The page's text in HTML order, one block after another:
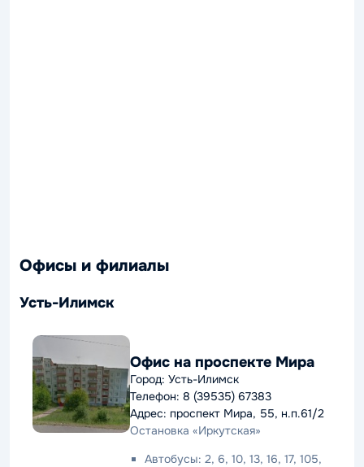
Офисы и филиалы
Усть-Илимск
Офис на проспекте Мира
Город: Усть-Илимск
Телефон: 8 (39535) 67383
Адрес: проспект Мира, 55, н.п.61/2
Остановка «Иркутская»
Автобусы: 2, 6, 10, 13, 16, 17, 105,